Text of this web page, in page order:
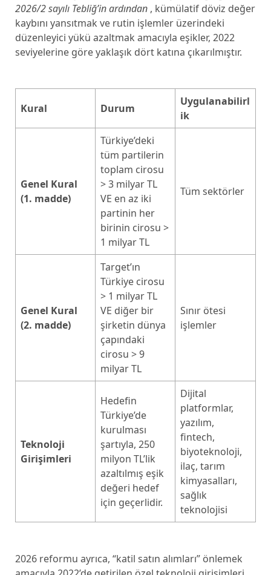
2026/2 sayılı Tebliğ’in ardından , kümülatif döviz değer
kaybını yansıtmak ve rutin işlemler üzerindeki
düzenleyici yükü azaltmak amacıyla eşikler, 2022
seviyelerine göre yaklaşık dört katına çıkarılmıştır.
Kural Durum
Uygulanabilirl
ik
Genel Kural
(1. madde)
Türkiye’deki
tüm partilerin
toplam cirosu
> 3 milyar TL
VE en az iki
partinin her
birinin cirosu >
1 milyar TL
Tüm sektörler
Genel Kural
(2. madde)
Target’ın
Türkiye cirosu
> 1 milyar TL
VE diğer bir
şirketin dünya
çapındaki
cirosu > 9
milyar TL
Sınır ötesi
işlemler
Teknoloji
Girişimleri
Hedefin
Türkiye’de
kurulması
şartıyla, 250
milyon TL’lik
azaltılmış eşik
değeri hedef
için geçerlidir.
Dijital
platformlar,
yazılım,
fintech,
biyoteknoloji,
ilaç, tarım
kimyasalları,
sağlık
teknolojisi
2026 reformu ayrıca, “katil satın alımları” önlemek